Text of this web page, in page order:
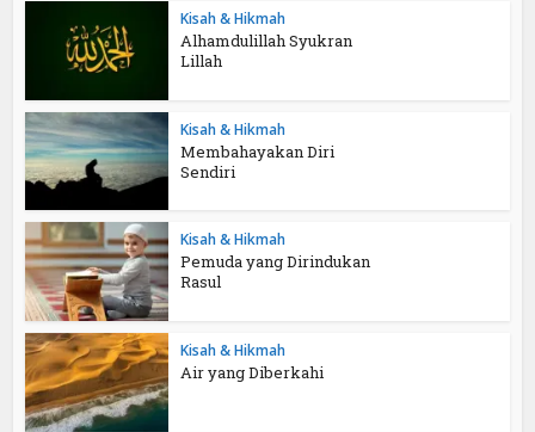
Kisah & Hikmah
Alhamdulillah Syukran
Lillah
Kisah & Hikmah
Membahayakan Diri
Sendiri
Kisah & Hikmah
Pemuda yang Dirindukan
Rasul
Kisah & Hikmah
Air yang Diberkahi